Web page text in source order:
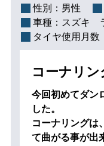
性別： 男性
車種： スズキ
タイヤ使用月数
コーナリ
今回初めてダン
した。
コーナリングは
て曲がる事が出